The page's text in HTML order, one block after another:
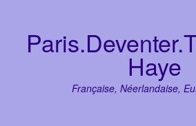
content
Haye
Française, Néerlandaise,